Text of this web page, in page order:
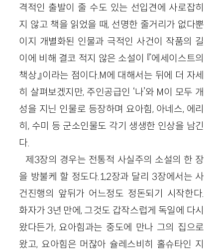
격적인 출발이 줄 수도 있는 선입견에 사로잡히
지 않고 책을 읽었을 때, 선명한 줄거리가 없다뿐
이지 개별화된 인물과 극적인 사건이 작품의 길
이에 비해 결코 적지 않은 소설이 『에세이스트의
책상』이라는 점이다.M에 대해서는 뒤에 더 자세
히 살펴보겠지만, 주인공급인 ‘나’와 M이 모두 개
성을 지닌 인물로 등장하며 요아힘, 아네스, 에리
히, 수미 등 군소인물도 각기 생생한 인상을 남긴
다.
제3장의 경우는 전통적 사실주의 소설의 한 장
을 방불케 할 정도다.1,2장과 달리 3장에서는 사
건진행의 앞뒤가 어느정도 정돈되기 시작한다.
화자가 3년 만에, 그것도 갑작스럽게 독일에 다시
왔다든가, 요아힘과는 중도에 만나 그의 집으로
왔고, 요아힘은 머잖아 슐레스비히 홀슈타인 지